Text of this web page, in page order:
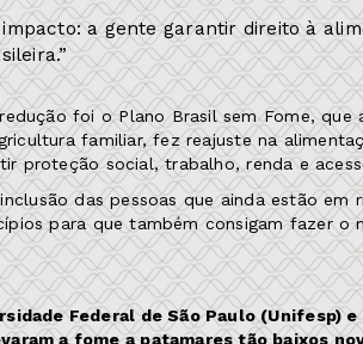
a gente garantir direito à
foi o Plano Brasil sem Fome,
familiar, fez reajuste na
proteção social, trabalho, renda e
das pessoas que ainda estão em
para que também consigam fazer o
Federal de São Paulo (Unifesp)
a fome a patamares tão baixos